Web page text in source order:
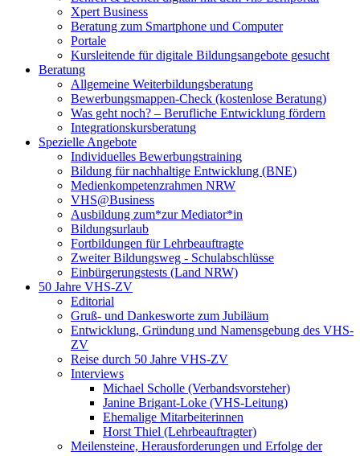
Xpert Business
Beratung zum Smartphone und Computer
Portale
Kursleitende für digitale Bildungsangebote gesucht
Beratung
Allgemeine Weiterbildungsberatung
Bewerbungsmappen-Check (kostenlose Beratung)
Was geht noch? – Berufliche Entwicklung fördern
Integrationskursberatung
Spezielle Angebote
Individuelles Bewerbungstraining
Bildung für nachhaltige Entwicklung (BNE)
Medienkompetenzrahmen NRW
VHS@Business
Ausbildung zum*zur Mediator*in
Bildungsurlaub
Fortbildungen für Lehrbeauftragte
Zweiter Bildungsweg - Schulabschlüsse
Einbürgerungstests (Land NRW)
50 Jahre VHS-ZV
Editorial
Gruß- und Dankesworte zum Jubiläum
Entwicklung, Gründung und Namensgebung des VHS-
ZV
Reise durch 50 Jahre VHS-ZV
Interviews
Michael Scholle (Verbandsvorsteher)
Janine Brigant-Loke (VHS-Leitung)
Ehemalige Mitarbeiterinnen
Horst Thiel (Lehrbeauftragter)
Meilensteine, Herausforderungen und Erfolge der